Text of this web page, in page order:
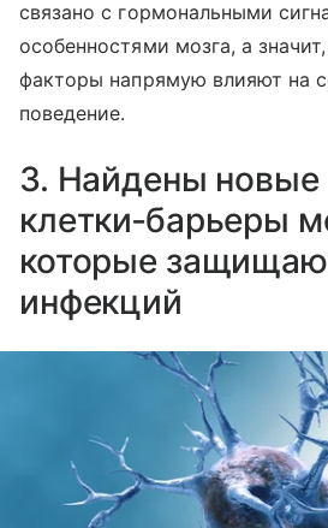
связано с гормональными
особенностями мозга, а
факторы напрямую влияют на
поведение.
3. Найдены новые
клетки‑барьеры
которые
инфекций